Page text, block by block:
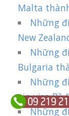
Malta
Những
New
Những
Bulgaria
Những
xin visa Bồ
Những